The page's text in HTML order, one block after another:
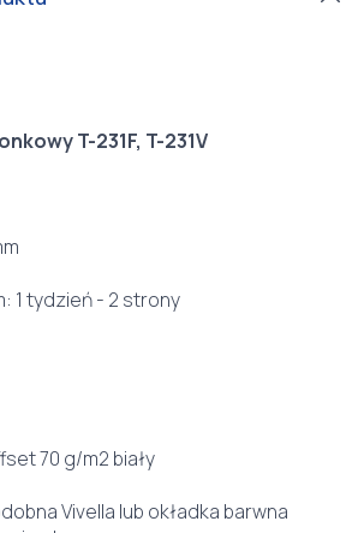
T-231F, T-231V
1 tydzień - 2 strony
70 g/m2 biały
Vivella lub okładka barwna